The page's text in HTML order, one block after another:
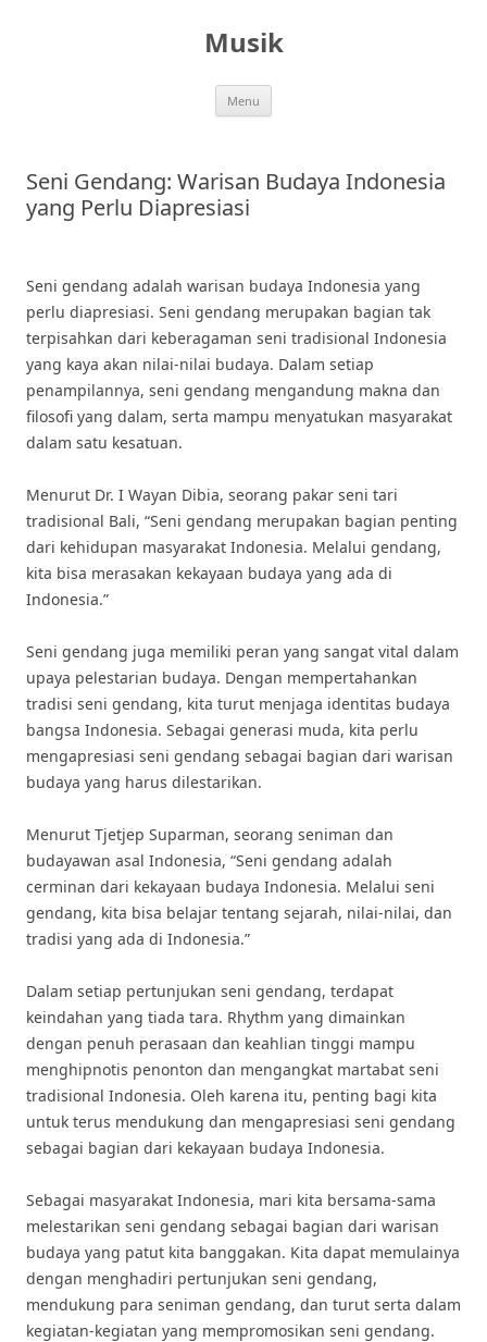
Musik
Menu
Seni Gendang: Warisan Budaya Indonesia
yang Perlu Diapresiasi
Seni gendang adalah warisan budaya Indonesia yang
perlu diapresiasi. Seni gendang merupakan bagian tak
terpisahkan dari keberagaman seni tradisional Indonesia
yang kaya akan nilai-nilai budaya. Dalam setiap
penampilannya, seni gendang mengandung makna dan
filosofi yang dalam, serta mampu menyatukan masyarakat
dalam satu kesatuan.
Menurut Dr. I Wayan Dibia, seorang pakar seni tari
tradisional Bali, “Seni gendang merupakan bagian penting
dari kehidupan masyarakat Indonesia. Melalui gendang,
kita bisa merasakan kekayaan budaya yang ada di
Indonesia.”
Seni gendang juga memiliki peran yang sangat vital dalam
upaya pelestarian budaya. Dengan mempertahankan
tradisi seni gendang, kita turut menjaga identitas budaya
bangsa Indonesia. Sebagai generasi muda, kita perlu
mengapresiasi seni gendang sebagai bagian dari warisan
budaya yang harus dilestarikan.
Menurut Tjetjep Suparman, seorang seniman dan
budayawan asal Indonesia, “Seni gendang adalah
cerminan dari kekayaan budaya Indonesia. Melalui seni
gendang, kita bisa belajar tentang sejarah, nilai-nilai, dan
tradisi yang ada di Indonesia.”
Dalam setiap pertunjukan seni gendang, terdapat
keindahan yang tiada tara. Rhythm yang dimainkan
dengan penuh perasaan dan keahlian tinggi mampu
menghipnotis penonton dan mengangkat martabat seni
tradisional Indonesia. Oleh karena itu, penting bagi kita
untuk terus mendukung dan mengapresiasi seni gendang
sebagai bagian dari kekayaan budaya Indonesia.
Sebagai masyarakat Indonesia, mari kita bersama-sama
melestarikan seni gendang sebagai bagian dari warisan
budaya yang patut kita banggakan. Kita dapat memulainya
dengan menghadiri pertunjukan seni gendang,
mendukung para seniman gendang, dan turut serta dalam
kegiatan-kegiatan yang mempromosikan seni gendang.